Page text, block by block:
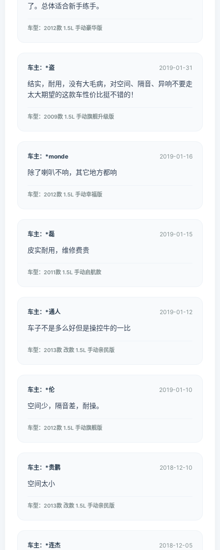
了。总体适合新手练手。
车型：2012款 1.5L 手动豪华版
车主：*盗 2019-01-31
结实，耐用，没有大毛病，对空间、隔音、异响不要走
太大期望的这款车性价比挺不错的！
车型：2009款 1.5L 手动旗舰升级版
车主：*monde 2019-01-16
除了喇叭不响，其它地方都响
车型：2012款 1.5L 手动幸福版
车主：*磊 2019-01-15
皮实耐用，维修费贵
车型：2011款 1.5L 手动启航款
车主：*通人 2019-01-12
车子不是多么好但是操控牛的一比
车型：2013款 改款 1.5L 手动亲民版
车主：*伦 2019-01-10
空间少，隔音差，耐操。
车型：2012款 1.5L 手动旗舰版
车主：*贵鹏 2018-12-10
空间太小
车型：2013款 改款 1.5L 手动亲民版
车主：*连杰 2018-12-05